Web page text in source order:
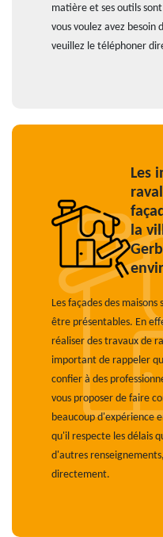
matière et ses outils
vous voulez avez besoin
veuillez le téléphoner
Les
la
Les façades des
être présentables. En
réaliser des travaux de
important de rappeler
confier à des
vous proposer de faire
beaucoup d'expérience
qu'il respecte les délais
d'autres
directement.